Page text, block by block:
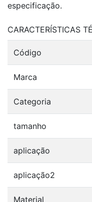
especificação.
CARACTERÍSTICAS
Código
Marca
Categoria
tamanho
aplicação
aplicação2
Material